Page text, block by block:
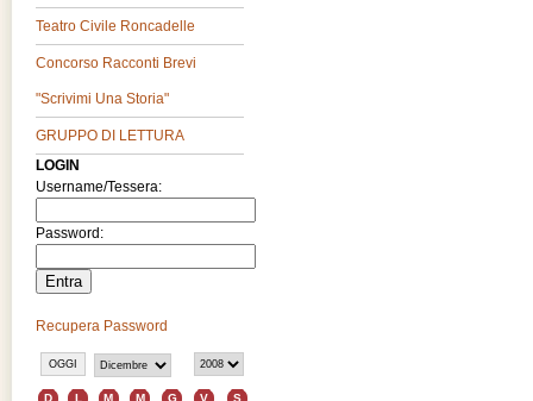
Teatro Civile Roncadelle
Concorso Racconti Brevi
"Scrivimi Una Storia"
GRUPPO DI LETTURA
LOGIN
Username/Tessera:
Password:
Recupera Password